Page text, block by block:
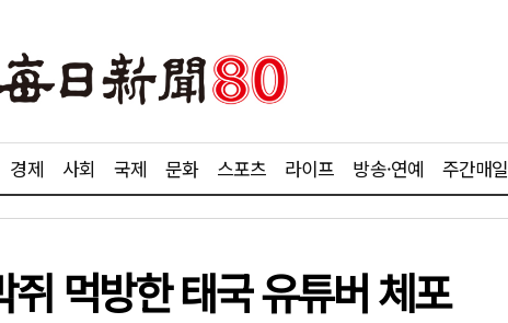
경제 사회 국제 문화 스포츠 라이프 방송·연예 주간매일
먹방한 태국 유튜버 체포